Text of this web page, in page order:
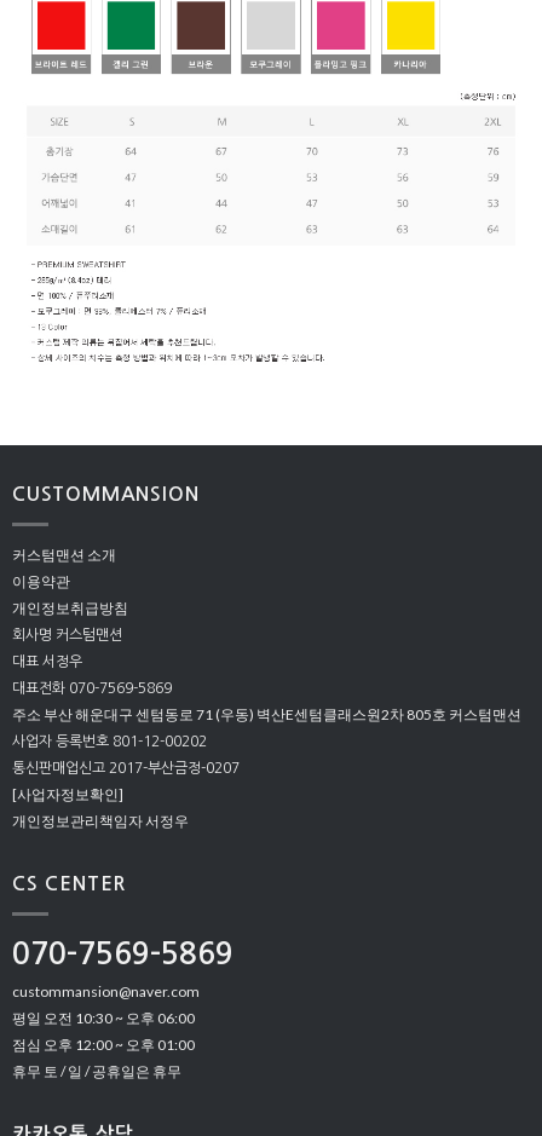
CUSTOMMANSION
커스텀맨션 소개
이용약관
개인정보취급방침
회사명 커스텀맨션
대표 서정우
대표전화 070-7569-5869
주소 부산 해운대구 센텀동로 71 (우동) 벽산E센텀클래스원2차 805호 커스텀맨션
사업자 등록번호 801-12-00202
통신판매업신고 2017-부산금정-0207
[사업자정보확인]
개인정보관리책임자 서정우
CS CENTER
070-7569-5869
custommansion@naver.com
평일 오전 10:30 ~ 오후 06:00
점심 오후 12:00 ~ 오후 01:00
휴무 토 / 일 / 공휴일은 휴무